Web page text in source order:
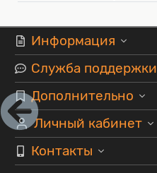
Информация
Служба поддержки
Дополнительно
Личный кабинет
Контакты